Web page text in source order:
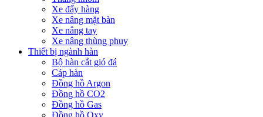
Xe đẩy hàng
Xe nâng mặt bàn
Xe nâng tay
Xe nâng thùng phuy
Thiết bị ngành hàn
Bộ hàn cắt gió đá
Cáp hàn
Đồng hồ Argon
Đồng hồ CO2
Đồng hồ Gas
Đồng hồ Oxy